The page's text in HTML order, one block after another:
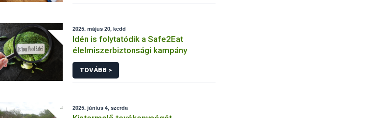
2025. május 20, kedd
Idén is folytatódik a Safe2Eat
élelmiszerbiztonsági kampány
TOVÁBB >
2025. június 4, szerda